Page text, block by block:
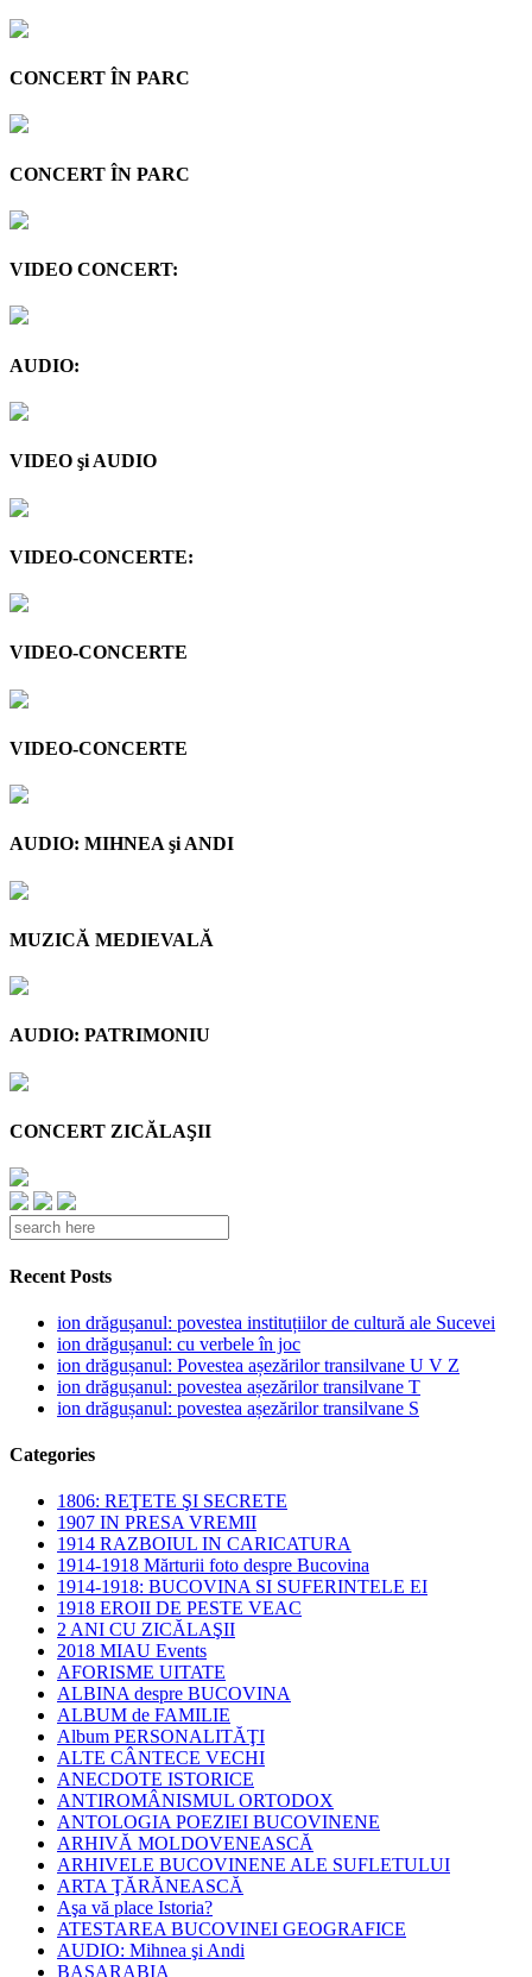
CONCERT ÎN PARC
CONCERT ÎN PARC
VIDEO CONCERT:
AUDIO:
VIDEO şi AUDIO
VIDEO-CONCERTE:
VIDEO-CONCERTE
VIDEO-CONCERTE
AUDIO: MIHNEA şi ANDI
MUZICĂ MEDIEVALĂ
AUDIO: PATRIMONIU
CONCERT ZICĂLAŞII
Recent Posts
ion drăgușanul: povestea instituțiilor de cultură ale Sucevei
ion drăgușanul: cu verbele în joc
ion drăgușanul: Povestea așezărilor transilvane U V Z
ion drăgușanul: povestea așezărilor transilvane T
ion drăgușanul: povestea așezărilor transilvane S
Categories
1806: REŢETE ŞI SECRETE
1907 IN PRESA VREMII
1914 RAZBOIUL IN CARICATURA
1914-1918 Mărturii foto despre Bucovina
1914-1918: BUCOVINA SI SUFERINTELE EI
1918 EROII DE PESTE VEAC
2 ANI CU ZICĂLAŞII
2018 MIAU Events
AFORISME UITATE
ALBINA despre BUCOVINA
ALBUM de FAMILIE
Album PERSONALITĂŢI
ALTE CÂNTECE VECHI
ANECDOTE ISTORICE
ANTIROMÂNISMUL ORTODOX
ANTOLOGIA POEZIEI BUCOVINENE
ARHIVĂ MOLDOVENEASCĂ
ARHIVELE BUCOVINENE ALE SUFLETULUI
ARTA ŢĂRĂNEASCĂ
Aşa vă place Istoria?
ATESTAREA BUCOVINEI GEOGRAFICE
AUDIO: Mihnea şi Andi
BASARABIA